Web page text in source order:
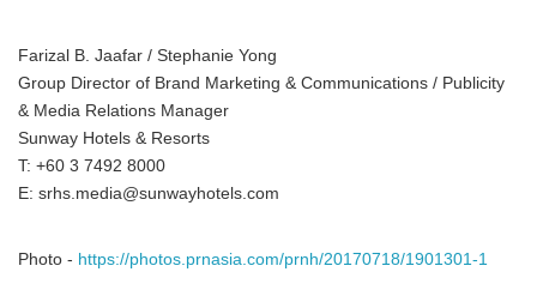
Farizal B. Jaafar / Stephanie Yong
Group Director of Brand Marketing & Communications / Publicity
& Media Relations Manager
Sunway Hotels & Resorts
T: +60 3 7492 8000
E: srhs.media@sunwayhotels.com
Photo - https://photos.prnasia.com/prnh/20170718/1901301-1